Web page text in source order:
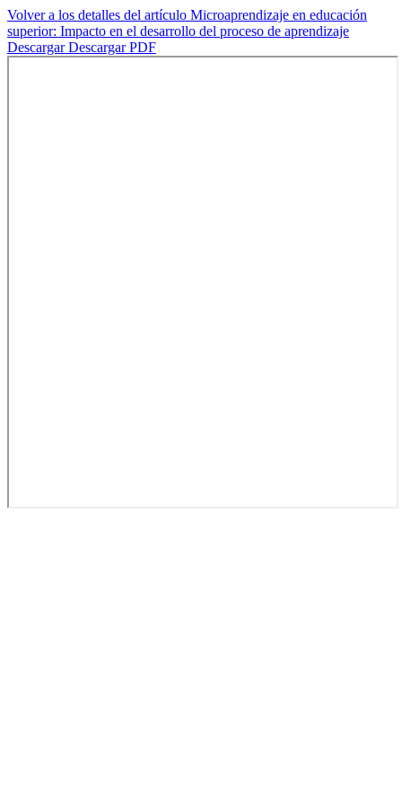
Volver a los detalles del artículo Microaprendizaje en educación
superior: Impacto en el desarrollo del proceso de aprendizaje
DescargarDescargar PDF